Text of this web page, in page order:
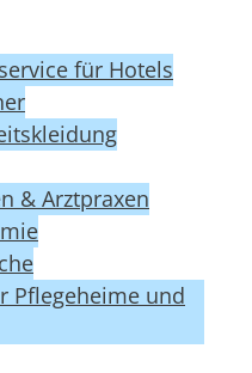
für Hotels
& Arztpraxen
Pflegeheime und